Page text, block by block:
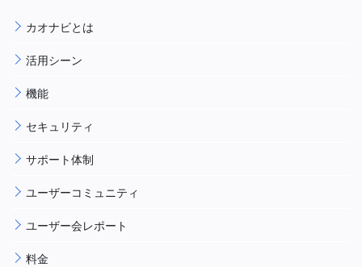
カオナビとは
活用シーン
機能
セキュリティ
サポート体制
ユーザーコミュニティ
ユーザー会レポート
料金